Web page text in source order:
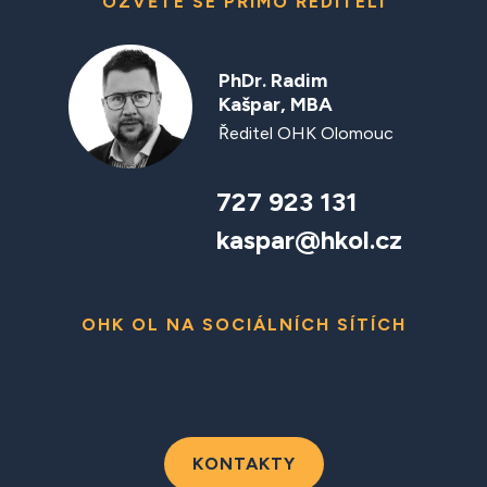
PhDr. Radim
Kašpar, MBA
Ředitel OHK Olomouc
727 923 131
kaspar@hkol.cz
OHK OL NA SOCIÁLNÍCH SÍTÍCH
KONTAKTY